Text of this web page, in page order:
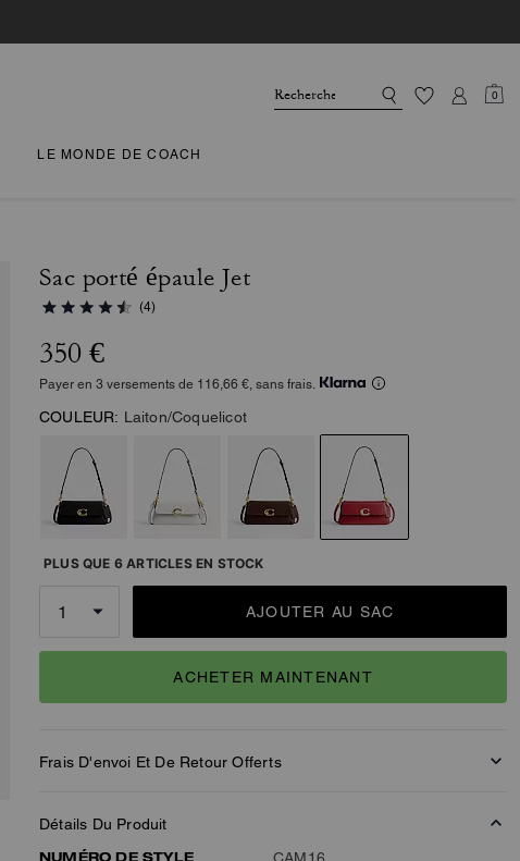
0
LE MONDE DE COACH
Sac porté épaule Jet
(4)
350 €
Payer en 3 versements de 116,66 €, sans frais.
COULEUR: Laiton/Coquelicot
PLUS QUE 6 ARTICLES EN STOCK
AJOUTER AU SAC
ACHETER MAINTENANT
Frais D'envoi Et De Retour Offerts
Détails Du Produit
NUMÉRO DE STYLE